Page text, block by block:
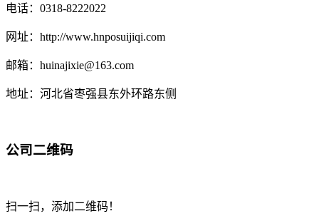
电话：0318-8222022
网址：http://www.hnposuijiqi.com
邮箱：huinajixie@163.com
地址：河北省枣强县东外环路东侧
公司二维码
扫一扫，添加二维码！